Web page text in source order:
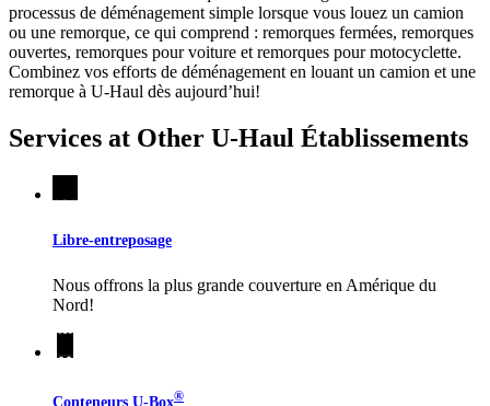
processus de déménagement simple lorsque vous louez un camion
ou une remorque, ce qui comprend : remorques fermées, remorques
ouvertes, remorques pour voiture et remorques pour motocyclette.
Combinez vos efforts de déménagement en louant un camion et une
remorque à U-Haul dès aujourd’hui!
Services at Other U-Haul Établissements
Libre-entreposage
Nous offrons la plus grande couverture en Amérique du
Nord!
Conteneurs U-Box®